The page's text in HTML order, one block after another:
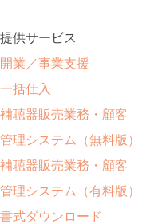
提供サービス
開業／事業支援
一括仕入
補聴器販売業務・顧客
管理システム（無料版）
補聴器販売業務・顧客
管理システム（有料版）
書式ダウンロード